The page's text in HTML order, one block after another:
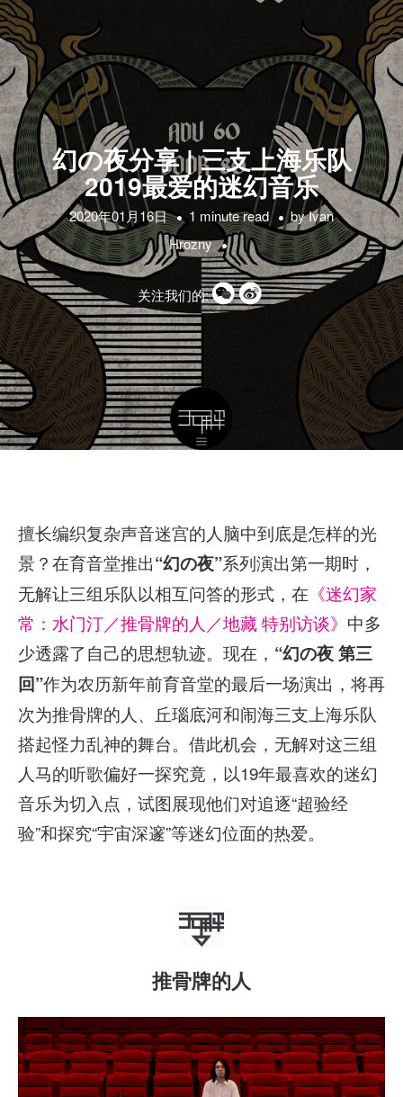
幻の夜分享 | 三支上海乐队
2019最爱的迷幻音乐
2020年01月16日 1 minute read byIvan
Hrozny
关注我们的:
擅长编织复杂声音迷宫的人脑中到底是怎样的光
景？在育音堂推出“幻の夜”系列演出第一期时，
无解让三组乐队以相互问答的形式，在 《迷幻家
常：水门汀／推骨牌的人／地藏 特别访谈》 中多
少透露了自己的思想轨迹。现在， “幻の夜第三
回”作为农历新年前育音堂的最后一场演出，将再
次为推骨牌的人、丘瑙底河和闹海三支上海乐队
搭起怪力乱神的舞台。借此机会，无解对这三组
人马的听歌偏好一探究竟，以19年最喜欢的迷幻
音乐为切入点，试图展现他们对追逐“超验经
验”和探究“宇宙深邃”等迷幻位面的热爱。
推骨牌的人